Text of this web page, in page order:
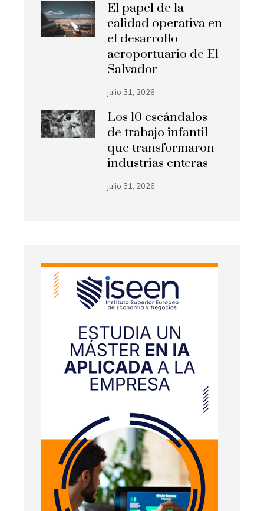
El papel de la
calidad operativa en
el desarrollo
aeroportuario de El
Salvador
julio 31, 2026
Los 10 escándalos
de trabajo infantil
que transformaron
industrias enteras
julio 31, 2026